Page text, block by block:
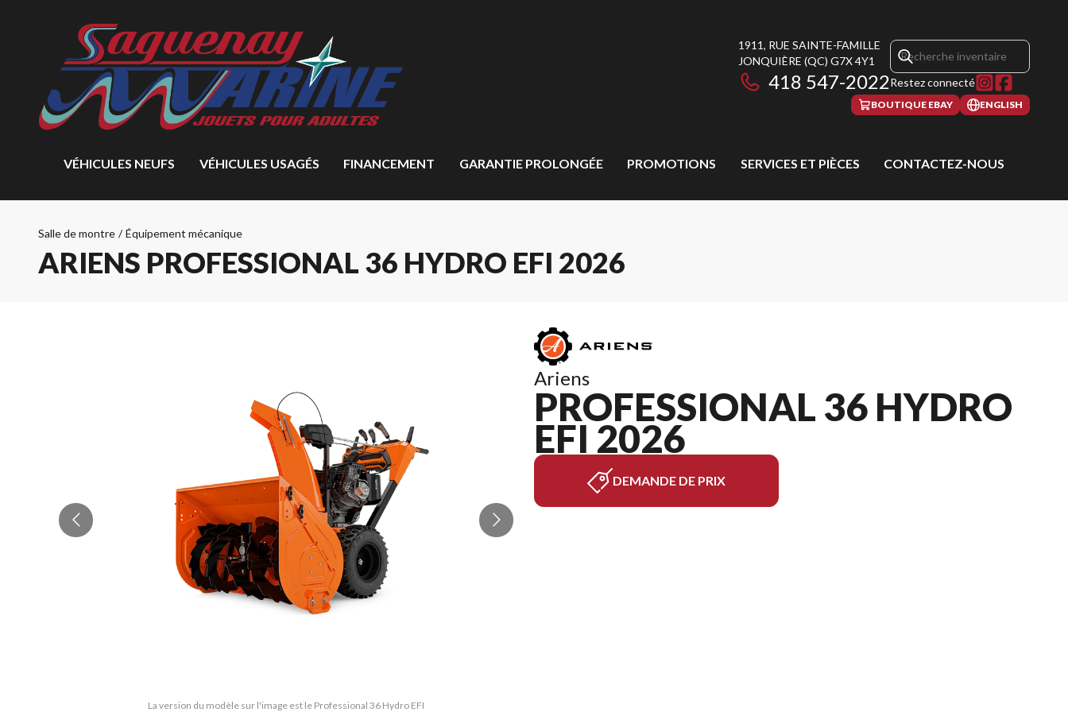
1911, RUE SAINTE-FAMILLE
JONQUIÈRE (QC) G7X 4Y1
418 547-2022Restez connecté
BOUTIQUE EBAY ENGLISH
VÉHICULES NEUFS VÉHICULES USAGÉS FINANCEMENT GARANTIE PROLONGÉE PROMOTIONS SERVICES ET PIÈCES CONTACTEZ-NOUS
Salle de montre / Équipement mécanique
ARIENS PROFESSIONAL 36 HYDRO EFI 2026
La version du modèle sur l'image est le Professional 36 Hydro EFI
Ariens
PROFESSIONAL 36 HYDRO
EFI 2026
DEMANDE DE PRIX